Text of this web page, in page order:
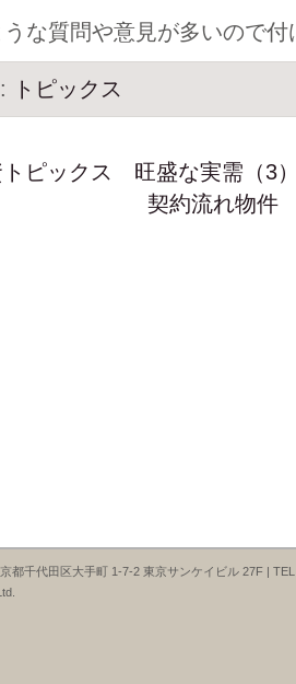
な質問や意見が多いので
トピックス
トピックス 旺盛な実需（3
契約流れ物
都千代田区大手町 1-7-2 東京サンケイビル 27F |